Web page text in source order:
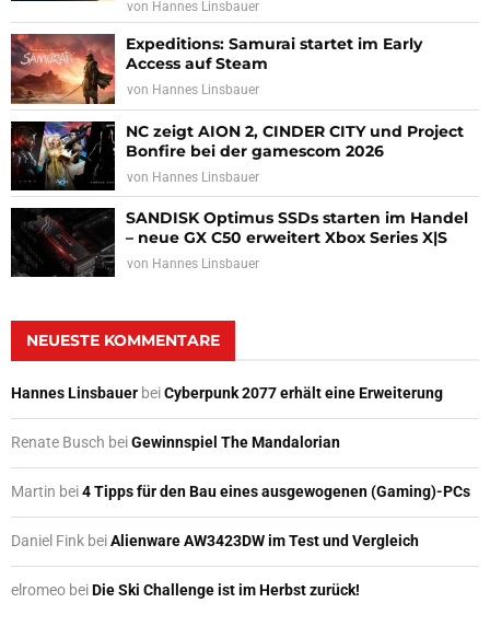
von Hannes Linsbauer
Expeditions: Samurai startet im Early
Access auf Steam
von Hannes Linsbauer
NC zeigt AION 2, CINDER CITY und Project
Bonfire bei der gamescom 2026
von Hannes Linsbauer
SANDISK Optimus SSDs starten im Handel
– neue GX C50 erweitert Xbox Series X|S
von Hannes Linsbauer
NEUESTE KOMMENTARE
Hannes Linsbauer beiCyberpunk 2077 erhält eine Erweiterung
Renate Busch beiGewinnspiel The Mandalorian
Martin bei4 Tipps für den Bau eines ausgewogenen (Gaming)-PCs
Daniel Fink beiAlienware AW3423DW im Test und Vergleich
elromeo beiDie Ski Challenge ist im Herbst zurück!